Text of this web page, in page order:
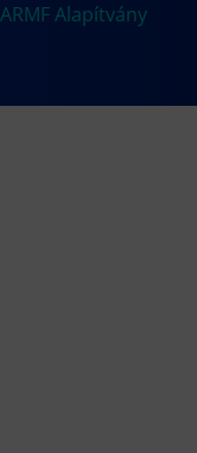
ARMF Alapítvány